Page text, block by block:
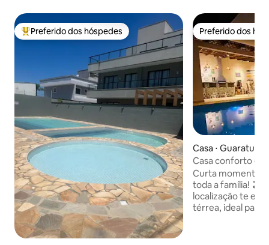
Entre os melhores preferidos dos hóspedes
Preferido dos hóspedes Preferido dos
Preferido dos
Casa ⋅ Guaratuba
Casa conforto
vagas garagem
Curta momentos
toda a família! 🏖️✨ Espaço, conforto
localização te
térrea, ideal para